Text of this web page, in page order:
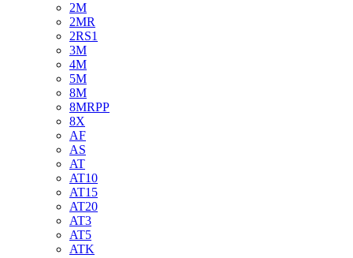
2M
2MR
2RS1
3M
4M
5M
8M
8MRPP
8X
AF
AS
AT
AT10
AT15
AT20
AT3
AT5
ATK